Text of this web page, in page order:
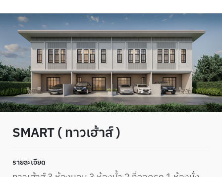
SMART ( ทาวเฮ้าส์ )
รายละเอียด